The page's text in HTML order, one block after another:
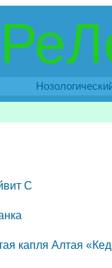
C
капля Алтая